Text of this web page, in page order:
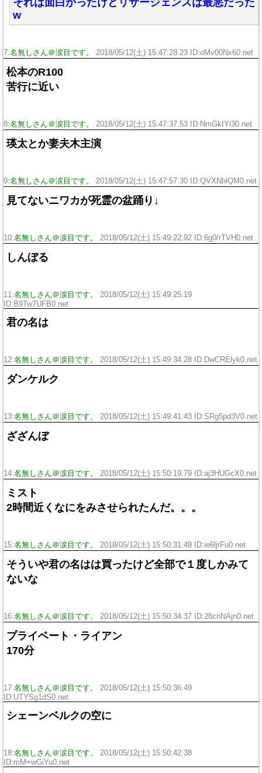
w
7:名無しさん＠涙目です。 2018/05/12(土) 15:47:28.23 ID:oMv00Nx60.net
松本のR100
苦行に近い
8:名無しさん＠涙目です。 2018/05/12(土) 15:47:37.53 ID:NmGkIYl30.net
瑛太とか妻夫木主演
9:名無しさん＠涙目です。 2018/05/12(土) 15:47:57.30 ID:QVXNhlQM0.net
見てないニワカが死霊の盆踊り↓
10:名無しさん＠涙目です。 2018/05/12(土) 15:49:22.92 ID:6g0/rTVH0.net
しんぼる
11:名無しさん＠涙目です。
2018/05/12(土) 15:49:25.19
ID:B9Tw7UFB0.net
君の名は
12:名無しさん＠涙目です。 2018/05/12(土) 15:49:34.28 ID:DwCRElyk0.net
ダンケルク
13:名無しさん＠涙目です。 2018/05/12(土) 15:49:41.43 ID:SRg5pd3V0.net
ざざんぼ
14:名無しさん＠涙目です。 2018/05/12(土) 15:50:19.79 ID:aj3HUGcX0.net
ミスト
2時間近くなにをみさせられたんだ。。。
15:名無しさん＠涙目です。 2018/05/12(土) 15:50:31.49 ID:ie6ljrFu0.net
そういや君の名はは買ったけど全部で１度しかみて
ないな
16:名無しさん＠涙目です。 2018/05/12(土) 15:50:34.37 ID:28cnNAjn0.net
プライベート・ライアン
170分
17:名無しさん＠涙目です。
2018/05/12(土) 15:50:36.49
ID:UTYSg1dS0.net
シェーンベルクの空に
18:名無しさん＠涙目です。
2018/05/12(土) 15:50:42.38
ID:mM+wGiYu0.net